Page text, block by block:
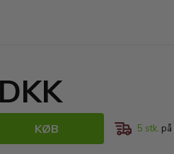
KØB 5 stk.